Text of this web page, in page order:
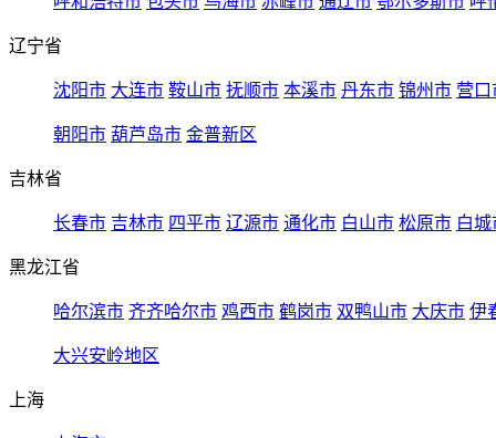
辽宁省
沈阳市 大连市 鞍山市 抚顺市 本溪市 丹东市 锦州市 营口
朝阳市 葫芦岛市 金普新区
吉林省
长春市 吉林市 四平市 辽源市 通化市 白山市 松原市 白城
黑龙江省
哈尔滨市 齐齐哈尔市 鸡西市 鹤岗市 双鸭山市 大庆市 伊
大兴安岭地区
上海